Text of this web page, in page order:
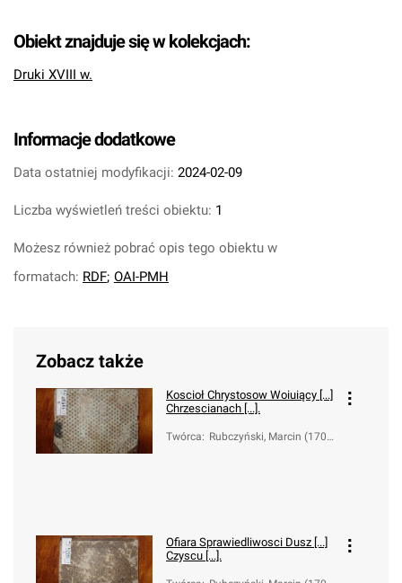
Obiekt znajduje się w kolekcjach:
Druki XVIII w.
Informacje dodatkowe
Data ostatniej modyfikacji: 2024-02-09
Liczba wyświetleń treści obiektu: 1
Możesz również pobrać opis tego obiektu w
formatach: RDF; OAI-PMH
Zobacz także
Koscioł Chrystosow Woiuiący [...]
Chrzescianach [...].
Twórca: Rubczyński, Marcin (1707
Ofiara Sprawiedliwosci Dusz [...]
Czyscu [...].